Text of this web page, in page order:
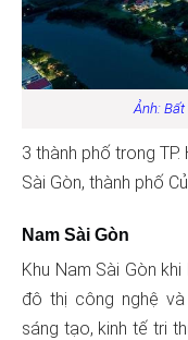
Ảnh:
3 thành phố trong
Sài Gòn, thành phố
Nam Sài Gòn
Khu Nam Sài Gòn
đô thị công nghệ
sáng tạo, kinh tế tri